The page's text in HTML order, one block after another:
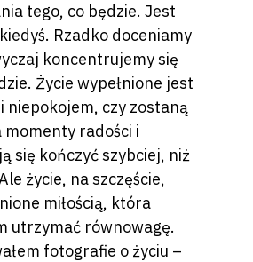
tego, co będzie. Jest
Rzadko doceniamy
koncentrujemy się
Życie wypełnione jest
niepokojem, czy zostaną
momenty radości i
się kończyć szybciej, niż
życie, na szczęście,
miłością, która
utrzymać równowagę.
fotografie o życiu –